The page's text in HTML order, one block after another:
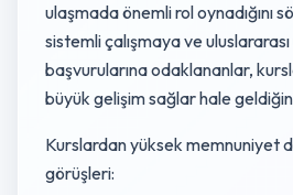
ulaşmada önemli rol oynadığını
sistemli çalışmaya ve
başvurularına odaklananlar,
büyük gelişim sağlar hale
Kurslardan yüksek memnuniyet
görüşleri: